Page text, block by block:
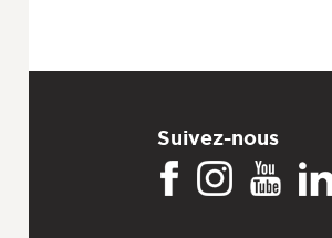
Suivez-nous